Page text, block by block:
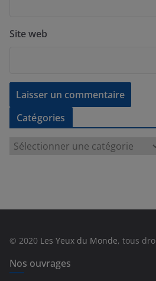
Site web
Catégories
e
s
© 2020 Les Yeux du Monde, tous
Nos ouvrages